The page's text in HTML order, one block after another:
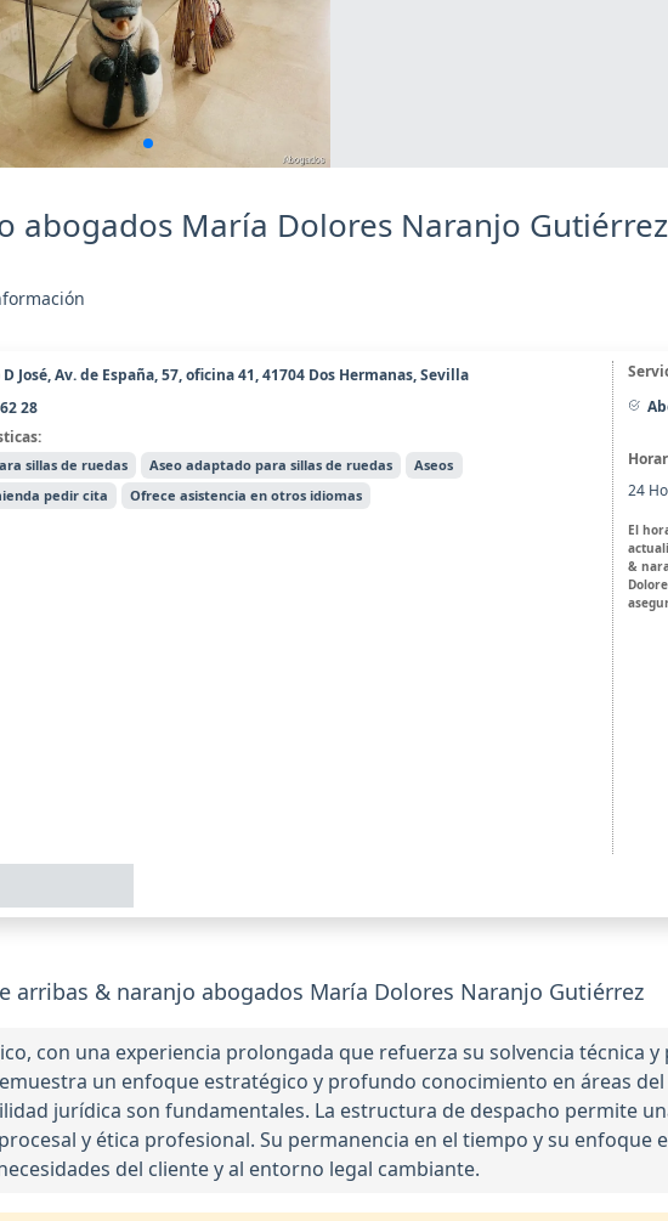
María Dolores Naranjo Gutiérrez
José, Av. de España, 57, oficina 41, 41704 Dos Hermanas, Sevilla
28
sillas de ruedas Aseo adaptado para sillas de ruedas
Aseos
pedir cita
Ofrece asistencia en otros idiomas
24
El
&
& naranjo abogados María Dolores Naranjo Gutiérrez
con una experiencia prolongada que refuerza su solvencia técnica y
un enfoque estratégico y profundo conocimiento en áreas
jurídica son fundamentales. La estructura de despacho permite
y ética profesional. Su permanencia en el tiempo y su enfoque
del cliente y al entorno legal cambiante.